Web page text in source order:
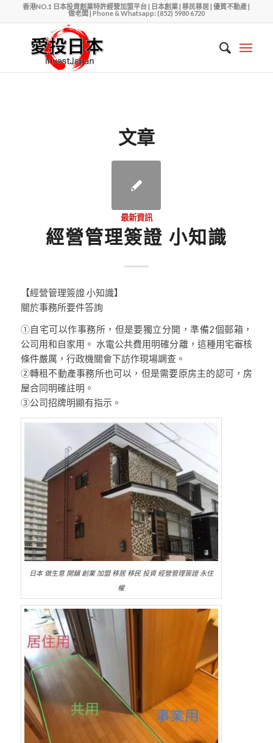
香港NO.1 日本投資創業特許經營加盟平台 | 日本創業 | 移民移居 | 優質不動產 |
做老闆 | Phone & Whatsapp: (852) 5980 6720
文章
最新資訊
經營管理簽證 小知識
【經營管理簽證 小知識】
關於事務所要件答詢
①自宅可以作事務所，但是要獨立分開，準備2個郵箱，
公司用和自家用。 水電公共費用明確分離，這種用宅審核
條件嚴厲，行政機關會下訪作現場調查。
②轉租不動產事務所也可以，但是需要原房主的認可，房
屋合同明確註明。
③公司招牌明顯有指示。
日本 做生意 開舖 創業 加盟 移居 移民 投資 經營管理簽證 永住
權